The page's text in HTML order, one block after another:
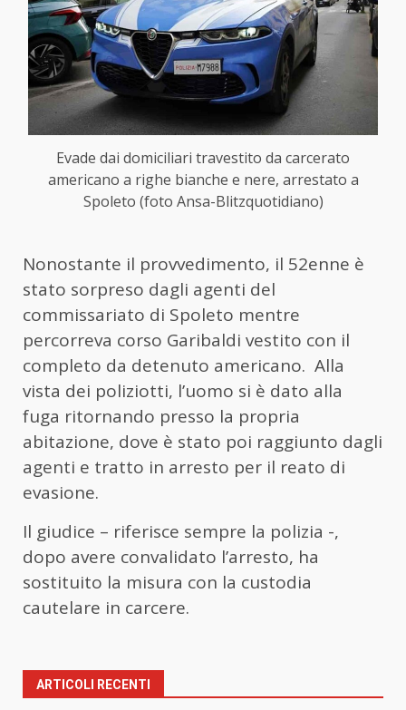
Evade dai domiciliari travestito da carcerato
americano a righe bianche e nere, arrestato a
Spoleto (foto Ansa-Blitzquotidiano)
Nonostante il provvedimento, il 52enne è
stato sorpreso dagli agenti del
commissariato di Spoleto mentre
percorreva corso Garibaldi vestito con il
completo da detenuto americano. Alla
vista dei poliziotti, l’uomo si è dato alla
fuga ritornando presso la propria
abitazione, dove è stato poi raggiunto dagli
agenti e tratto in arresto per il reato di
evasione.
Il giudice – riferisce sempre la polizia -,
dopo avere convalidato l’arresto, ha
sostituito la misura con la custodia
cautelare in carcere.
ARTICOLI RECENTI